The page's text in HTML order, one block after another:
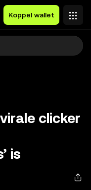
Koppel wallet
clicker
is